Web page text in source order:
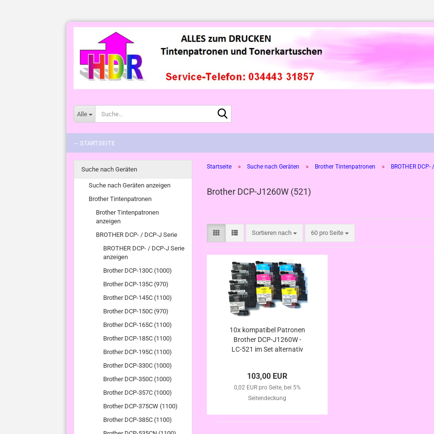
Alle
-- STARTSEITE
Startseite » Suche nach Geräten » Brother Tintenpatronen » BROTHER
Brother DCP-J1260W (521)
Sortieren nach
Sortieren nach 60 pro Seite
pro Seite
10x kompatibel Patronen
Brother DCP-J1260W -
LC-521 im Set alternativ
103,00 EUR
0,02 EUR pro Seite, bei 5%
Seitendeckung
Suche nach Geräten
Suche nach Geräten anzeigen
Brother Tintenpatronen
Brother Tintenpatronen
anzeigen
BROTHER DCP- / DCP-J Serie
BROTHER DCP- / DCP-J Serie
anzeigen
Brother DCP-130C (1000)
Brother DCP-135C (970)
Brother DCP-145C (1100)
Brother DCP-150C (970)
Brother DCP-165C (1100)
Brother DCP-185C (1100)
Brother DCP-195C (1100)
Brother DCP-330C (1000)
Brother DCP-350C (1000)
Brother DCP-357C (1000)
Brother DCP-375CW (1100)
Brother DCP-385C (1100)